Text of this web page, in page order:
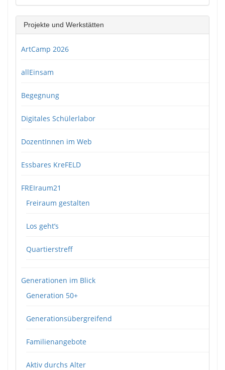
Projekte und Werkstätten
ArtCamp 2026
allEinsam
Begegnung
Digitales Schülerlabor
DozentInnen im Web
Essbares KreFELD
FREIraum21
Freiraum gestalten
Los geht’s
Quartierstreff
Generationen im Blick
Generation 50+
Generationsübergreifend
Familienangebote
Aktiv durchs Alter